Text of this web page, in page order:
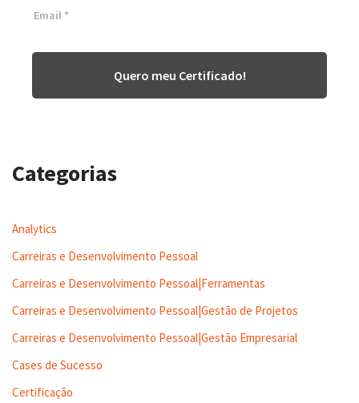
Quero meu Certificado!
Categorias
Analytics
Carreiras e Desenvolvimento Pessoal
Carreiras e Desenvolvimento Pessoal|Ferramentas
Carreiras e Desenvolvimento Pessoal|Gestão de Projetos
Carreiras e Desenvolvimento Pessoal|Gestão Empresarial
Cases de Sucesso
Certificação